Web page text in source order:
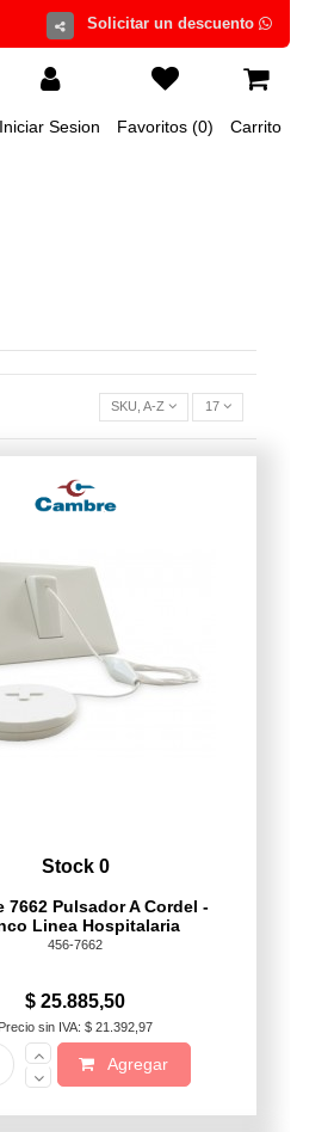
Iniciar Sesion Favoritos (0) Carrito
Stock 0
7662 Pulsador A Cordel -
Linea Hospitalaria
456-7662
$ 25.885,50
Precio sin IVA: $ 21.392,97
Agregar